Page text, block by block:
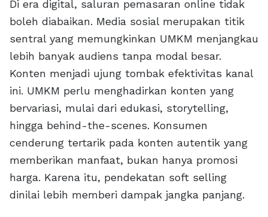
Di era digital, saluran pemasaran online tidak
boleh diabaikan. Media sosial merupakan titik
sentral yang memungkinkan UMKM menjangkau
lebih banyak audiens tanpa modal besar.
Konten menjadi ujung tombak efektivitas kanal
ini. UMKM perlu menghadirkan konten yang
bervariasi, mulai dari edukasi, storytelling,
hingga behind-the-scenes. Konsumen
cenderung tertarik pada konten autentik yang
memberikan manfaat, bukan hanya promosi
harga. Karena itu, pendekatan soft selling
dinilai lebih memberi dampak jangka panjang.